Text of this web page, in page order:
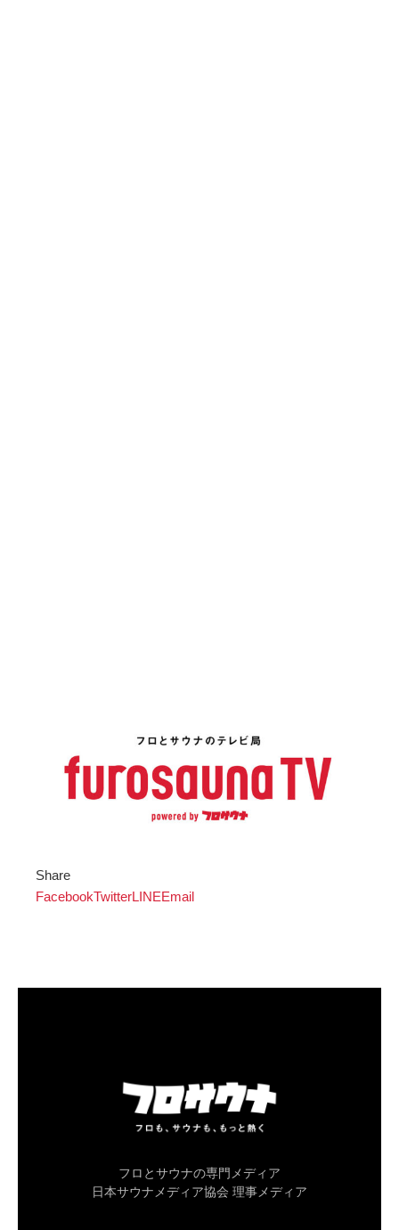
Share
FacebookTwitterLINEEmail
フロとサウナの専門メディア
日本サウナメディア協会 理事メディア